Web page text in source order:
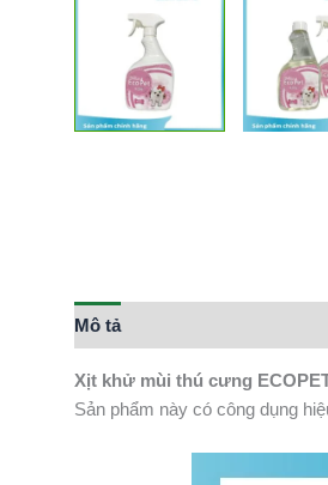
Mô tả
Xịt khử mùi thú cưng
Sản phẩm này có công dụng